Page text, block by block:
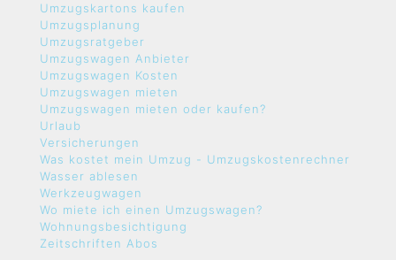
Umzugskartons kaufen
Umzugsplanung
Umzugsratgeber
Umzugswagen Anbieter
Umzugswagen Kosten
Umzugswagen mieten
Umzugswagen mieten oder kaufen?
Urlaub
Versicherungen
Was kostet mein Umzug - Umzugskostenrechner
Wasser ablesen
Werkzeugwagen
Wo miete ich einen Umzugswagen?
Wohnungsbesichtigung
Zeitschriften Abos